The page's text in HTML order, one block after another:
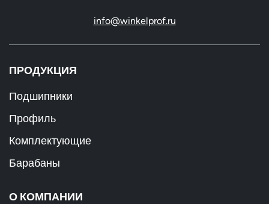
info@winkelprof.ru
ПРОДУКЦИЯ
Подшипники
Профиль
Комплектующие
Барабаны
О КОМПАНИИ